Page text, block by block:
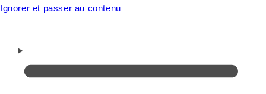
Ignorer et passer au contenu